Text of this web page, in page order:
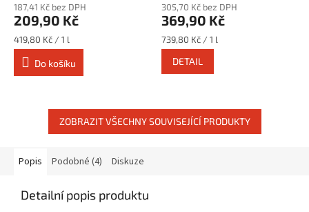
187,41 Kč bez DPH
209,90 Kč
Měrná
cena:
419,80 Kč / 1 l
Do košíku
305,70 Kč bez DPH
369,90 Kč
Měrná
cena:
739,80 Kč / 1 l
DETAIL
ZOBRAZIT VŠECHNY SOUVISEJÍCÍ PRODUKTY
Popis Podobné (4) Diskuze
Detailní popis produktu